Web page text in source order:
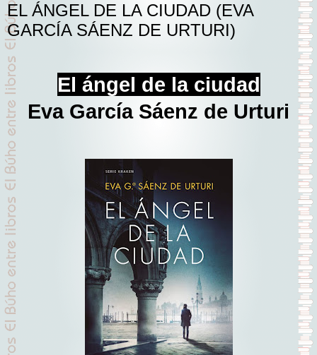
EL ÁNGEL DE LA CIUDAD (EVA
GARCÍA SÁENZ DE URTURI)
El ángel de la ciudad
Eva García Sáenz de Urturi